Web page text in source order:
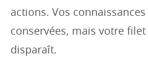
actions. Vos
conservées, mais votre
disparaît.